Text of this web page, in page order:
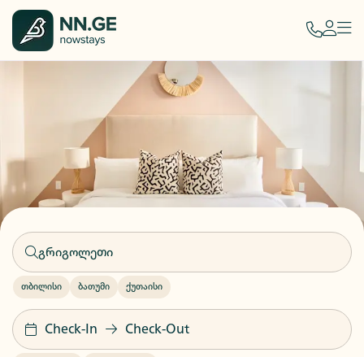
თბილისი ბათუმი ქუთაისი
Check-In Check-Out